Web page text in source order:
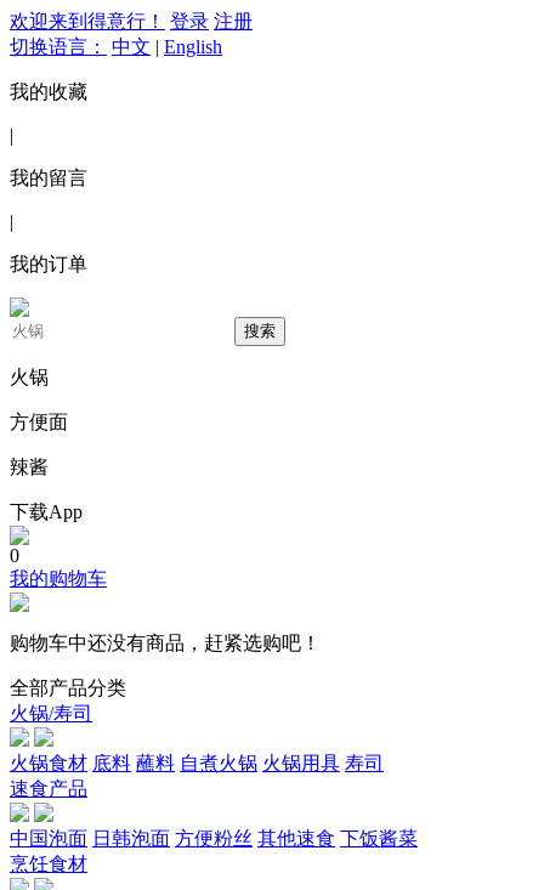
欢迎来到得意行！ 登录 注册
切换语言：
中文 | English
我的收藏
|
我的留言
|
我的订单
搜索
火锅
方便面
辣酱
下载App
0
我的购物车
购物车中还没有商品，赶紧选购吧！
全部产品分类
火锅/寿司
火锅食材 底料 蘸料 自煮火锅 火锅用具 寿司
速食产品
中国泡面 日韩泡面 方便粉丝 其他速食 下饭酱菜
烹饪食材